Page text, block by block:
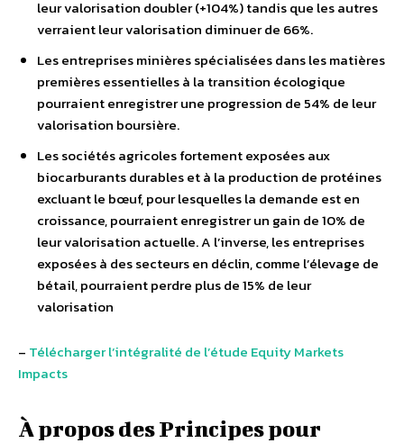
leur valorisation doubler (+104%) tandis que les autres
verraient leur valorisation diminuer de 66%.
Les entreprises minières spécialisées dans les matières
premières essentielles à la transition écologique
pourraient enregistrer une progression de 54% de leur
valorisation boursière.
Les sociétés agricoles fortement exposées aux
biocarburants durables et à la production de protéines
excluant le bœuf, pour lesquelles la demande est en
croissance, pourraient enregistrer un gain de 10% de
leur valorisation actuelle. A l’inverse, les entreprises
exposées à des secteurs en déclin, comme l’élevage de
bétail, pourraient perdre plus de 15% de leur
valorisation
– Télécharger l’intégralité de l’étude Equity Markets
Impacts
À propos des Principes pour